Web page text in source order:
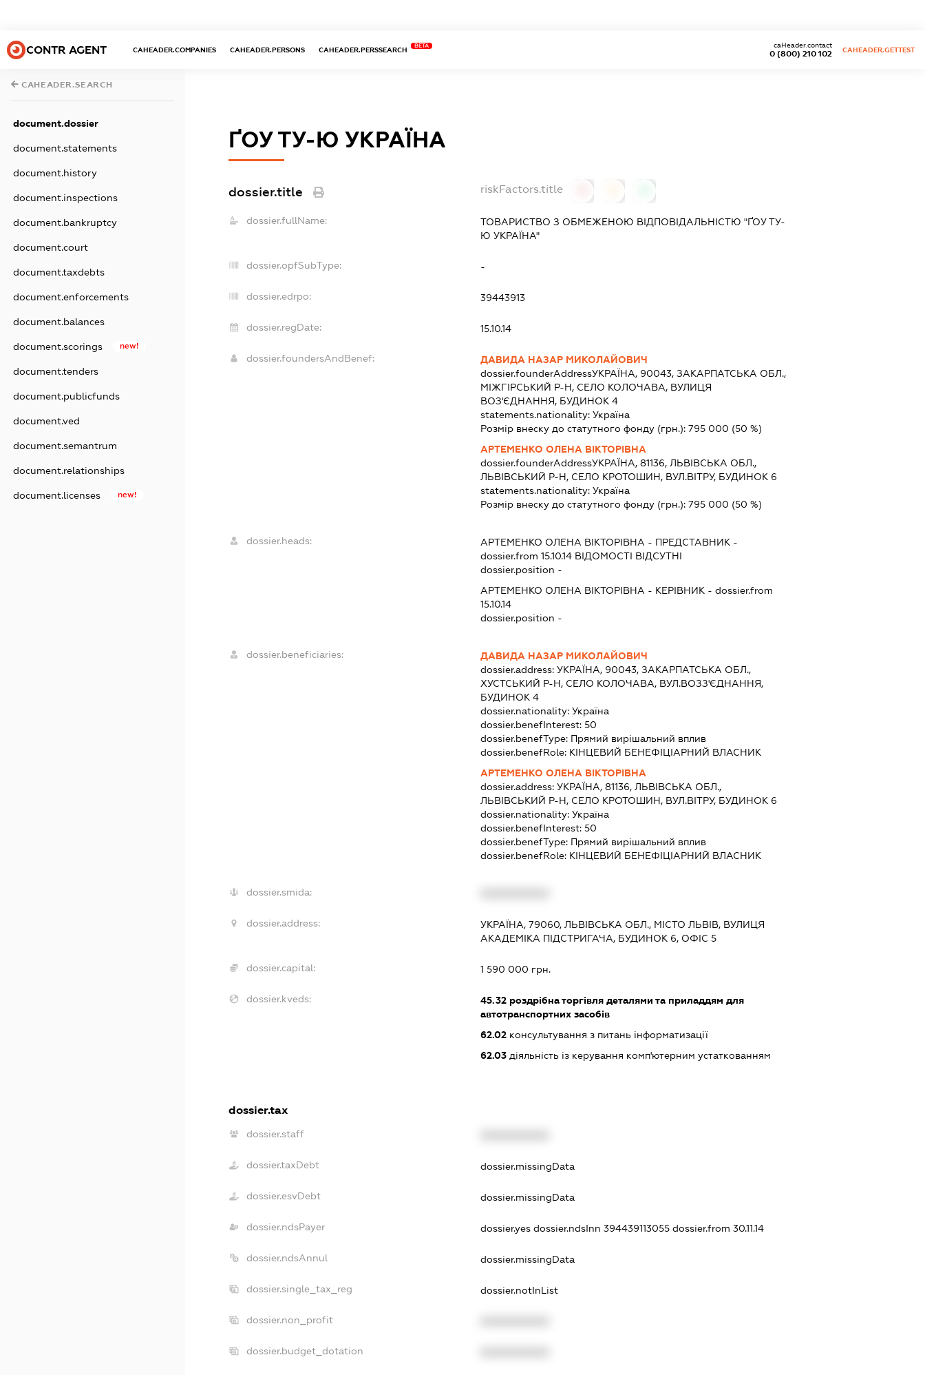
CONTR AGENT CAHEADER.COMPANIES CAHEADER.PERSONS CAHEADER.PERSSEARCH
BETA
0 (800) 210 102
caHeader.contact
CAHEADER.GETTEST
CAHEADER.SEARCH
document.dossier
document.statements
document.history
document.inspections
document.bankruptcy
document.court
document.taxdebts
document.enforcements
document.balances
document.scorings new!
document.tenders
document.publicfunds
document.ved
document.semantrum
document.relationships
document.licenses new!
ҐОУ ТУ-Ю УКРАЇНА
dossier.title riskFactors.title
dossier.fullName:
ТОВАРИСТВО З ОБМЕЖЕНОЮ ВІДПОВІДАЛЬНІСТЮ "ҐОУ ТУ-
Ю УКРАЇНА"
dossier.opfSubType: -
dossier.edrpo: 39443913
dossier.regDate: 15.10.14
dossier.foundersAndBenef:
ДАВИДА НАЗАР МИКОЛАЙОВИЧ
dossier.founderAddressУКРАЇНА, 90043, ЗАКАРПАТСЬКА ОБЛ.,
МІЖГІРСЬКИЙ Р-Н, СЕЛО КОЛОЧАВА, ВУЛИЦЯ
ВОЗ'ЄДНАННЯ, БУДИНОК 4
statements.nationality:Україна
Розмір внеску до статутного фонду (грн.):795 000 (50 %)
АРТЕМЕНКО ОЛЕНА ВІКТОРІВНА
dossier.founderAddressУКРАЇНА, 81136, ЛЬВІВСЬКА ОБЛ.,
ЛЬВІВСЬКИЙ Р-Н, СЕЛО КРОТОШИН, ВУЛ.ВІТРУ, БУДИНОК 6
statements.nationality:Україна
Розмір внеску до статутного фонду (грн.):795 000 (50 %)
dossier.heads: АРТЕМЕНКО ОЛЕНА ВІКТОРІВНА - ПРЕДСТАВНИК -
dossier.from 15.10.14 ВІДОМОСТІ ВІДСУТНІ
dossier.position -
АРТЕМЕНКО ОЛЕНА ВІКТОРІВНА - КЕРІВНИК - dossier.from
15.10.14
dossier.position -
dossier.beneficiaries:
ДАВИДА НАЗАР МИКОЛАЙОВИЧ
dossier.address:УКРАЇНА, 90043, ЗАКАРПАТСЬКА ОБЛ.,
ХУСТСЬКИЙ Р-Н, СЕЛО КОЛОЧАВА, ВУЛ.ВОЗЗ'ЄДНАННЯ,
БУДИНОК 4
dossier.nationality:Україна
dossier.benefInterest:50
dossier.benefType: Прямий вирішальний вплив
dossier.benefRole: КІНЦЕВИЙ БЕНЕФІЦІАРНИЙ ВЛАСНИК
АРТЕМЕНКО ОЛЕНА ВІКТОРІВНА
dossier.address:УКРАЇНА, 81136, ЛЬВІВСЬКА ОБЛ.,
ЛЬВІВСЬКИЙ Р-Н, СЕЛО КРОТОШИН, ВУЛ.ВІТРУ, БУДИНОК 6
dossier.nationality:Україна
dossier.benefInterest:50
dossier.benefType: Прямий вирішальний вплив
dossier.benefRole: КІНЦЕВИЙ БЕНЕФІЦІАРНИЙ ВЛАСНИК
dossier.smida:
dossier.address:
УКРАЇНА, 79060, ЛЬВІВСЬКА ОБЛ., МІСТО ЛЬВІВ, ВУЛИЦЯ
АКАДЕМІКА ПІДСТРИГАЧА, БУДИНОК 6, ОФІС 5
dossier.capital: 1 590 000 грн.
dossier.kveds: 45.32 роздрібна торгівля деталями та приладдям для
автотранспортних засобів
62.02 консультування з питань інформатизації
62.03 діяльність із керування комп'ютерним устаткованням
dossier.tax
dossier.staff
dossier.taxDebt dossier.missingData
dossier.esvDebt dossier.missingData
dossier.ndsPayer dossier.yesdossier.ndsInn 394439113055dossier.from 30.11.14
dossier.ndsAnnul dossier.missingData
dossier.single_tax_reg dossier.notInList
dossier.non_profit
dossier.budget_dotation